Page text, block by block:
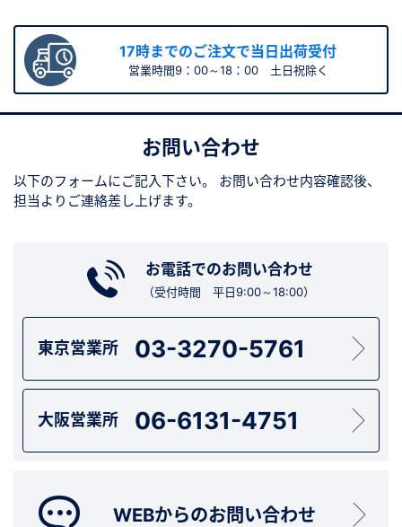
17時までのご注文で当日出荷受付
営業時間9：00～18：00 土日祝除く
お問い合わせ
以下のフォームにご記入下さい。
お問い合わせ内容確認後、
担当よりご連絡差し上げます。
お電話でのお問い合わせ
（受付時間 平日9:00～18:00）
東京営業所 03-3270-5761
大阪営業所 06-6131-4751
WEBからのお問い合わせ